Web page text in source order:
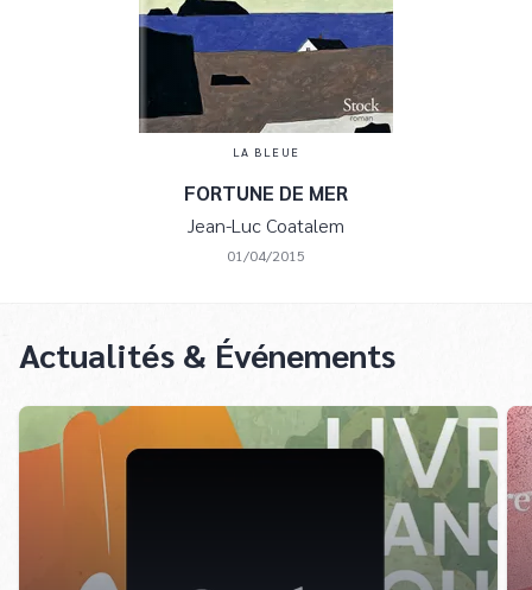
LA BLEUE
FORTUNE DE MER
Jean-Luc Coatalem
01/04/2015
Actualités & Événements